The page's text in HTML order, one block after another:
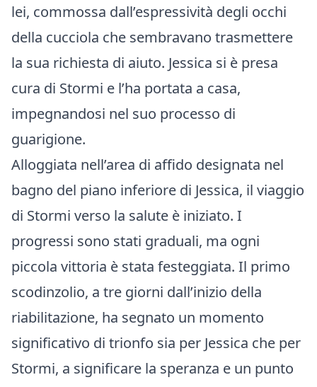
lei, commossa dall’espressività degli occhi
della cucciola che sembravano trasmettere
la sua richiesta di aiuto. Jessica si è presa
cura di Stormi e l’ha portata a casa,
impegnandosi nel suo processo di
guarigione.
Alloggiata nell’area di affido designata nel
bagno del piano inferiore di Jessica, il viaggio
di Stormi verso la salute è iniziato. I
progressi sono stati graduali, ma ogni
piccola vittoria è stata festeggiata. Il primo
scodinzolio, a tre giorni dall’inizio della
riabilitazione, ha segnato un momento
significativo di trionfo sia per Jessica che per
Stormi, a significare la speranza e un punto